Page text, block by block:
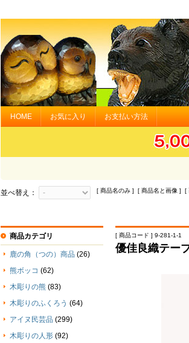
HOME お気に入り お支払い方法
並べ替え： [ 商品名のみ ] [ 商品名と画像 ] [
[ 商品コード ] 9-281-1-1
優佳良織テー
商品カテゴリ
鹿の角（つの）商品 (26)
熊ボッコ (62)
木彫りの熊 (83)
木彫りのふくろう (64)
アイヌ民芸品 (299)
木彫りの人形 (92)